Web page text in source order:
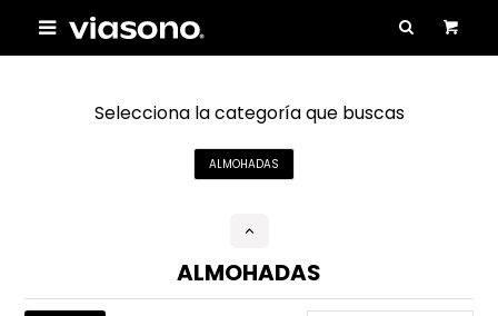

Selecciona la categoría que buscas
ALMOHADAS
ALMOHADAS